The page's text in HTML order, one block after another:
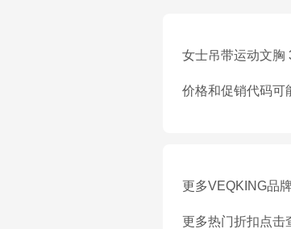
女士吊带运动文胸
价格和促销代码可
更多VEQKING品
更多热门折扣点击